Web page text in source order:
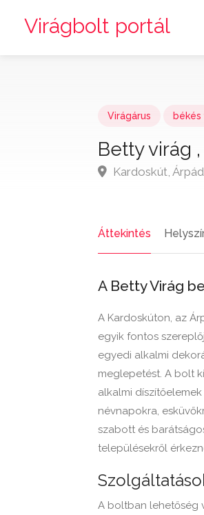
Virágbolt portál
Virágárus
Betty virág
Kardoskút,
Áttekintés
A Betty Virág
A Kardoskúton, az
egyik fontos
egyedi alkalmi
meglepetést. A bolt
alkalmi
névnapokra,
szabott és
településekről
A boltban lehetőség